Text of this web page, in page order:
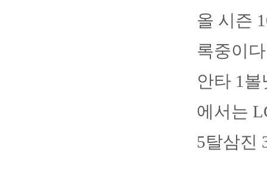
올 시즌
록중이
안타 1
에서는
5탈삼진